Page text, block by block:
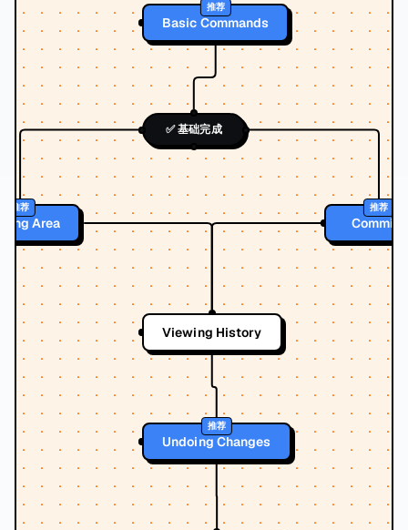
推荐
Basic Commands
✅ 基础完成
推荐
Area
推荐
Commits
Viewing History
推荐
Undoing Changes